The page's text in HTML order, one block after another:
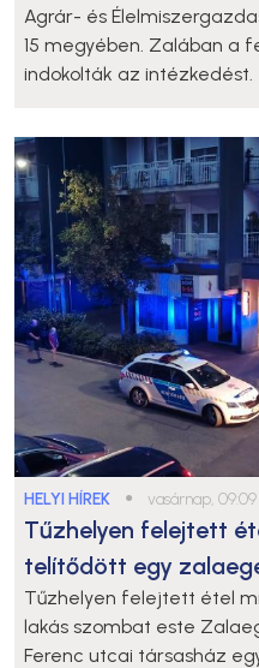
Agrár- és
15 megyében. Zalában a
indokolták az intézkedést.
HELYI HÍREK ● vasárnap, 09:09
Tűzhelyen felejtett
telítődött egy
Tűzhelyen felejtett étel
lakás szombat este
Ferenc utcai társasház